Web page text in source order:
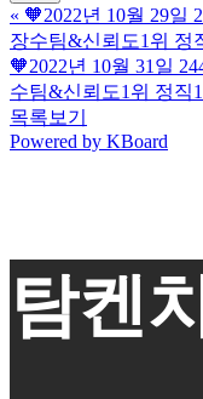
« 🧡2022년 10월 29일
장수팀&신뢰도1위 정
🧡2022년 10월 31일
수팀&신뢰도1위 정직
목록보기
Powered by KBoard
탐켄